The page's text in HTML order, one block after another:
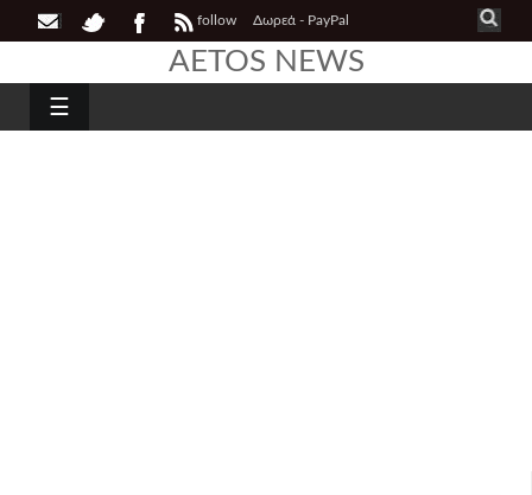
follow Δωρεά - PayPal
AETOS NEWS
☰